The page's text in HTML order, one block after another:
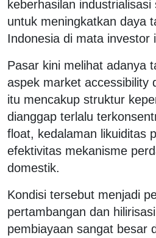
keberhasilan
untuk meningkatkan daya
Indonesia di mata investor
Pasar kini melihat adanya
aspek market accessibility
itu mencakup struktur
dianggap terlalu
float, kedalaman likuiditas
efektivitas mekanisme
domestik.
Kondisi tersebut menjadi
pertambangan dan
pembiayaan sangat besar